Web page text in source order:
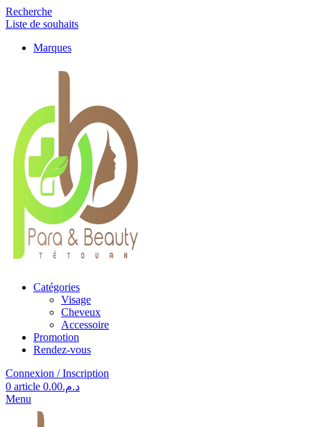
Recherche
Liste de souhaits
Marques
Catégories
Visage
Cheveux
Accessoire
Promotion
Rendez-vous
Connexion / Inscription
0 article د.م.0.00
Menu